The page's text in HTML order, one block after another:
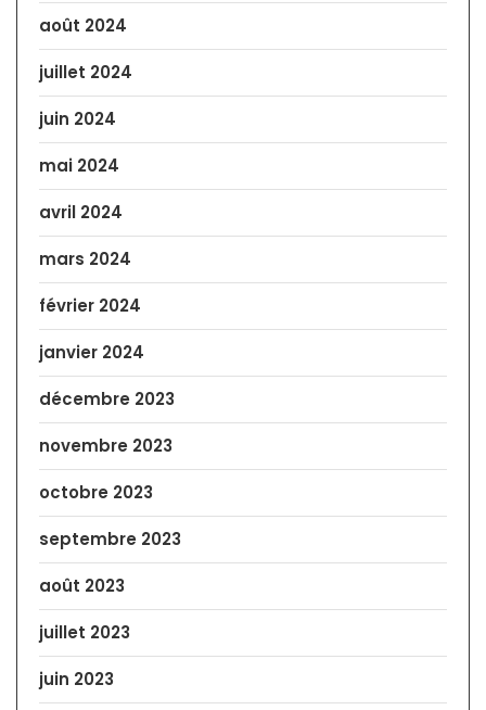
août 2024
juillet 2024
juin 2024
mai 2024
avril 2024
mars 2024
février 2024
janvier 2024
décembre 2023
novembre 2023
octobre 2023
septembre 2023
août 2023
juillet 2023
juin 2023